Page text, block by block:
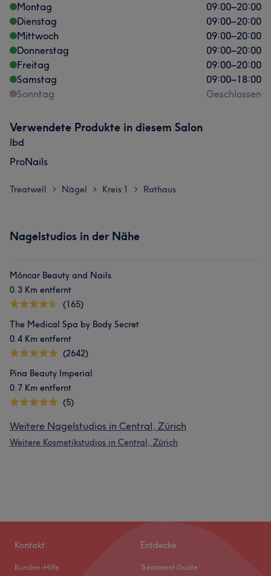
Montag
09:00–20:00
Dienstag
09:00–20:00
Mittwoch
09:00–20:00
Donnerstag
09:00–20:00
Freitag
09:00–20:00
Samstag
09:00–18:00
Sonntag
Geschlossen
Verwendete Produkte in diesem Salon
Ibd
ProNails
Treatwell > Nägel > Kreis 1 > Rathaus
Nagelstudios in der Nähe
Móncar Beauty and Nails
0.3 Km entfernt
(165)
The Medical Spa by Body Secret
0.4 Km entfernt
(2642)
Pina Beauty Imperial
0.7 Km entfernt
(5)
Weitere Nagelstudios in Central, Zürich
Weitere Kosmetikstudios in Central, Zürich
Kontakt
Kunden-Hilfe
Entdecke
Treatment Guide